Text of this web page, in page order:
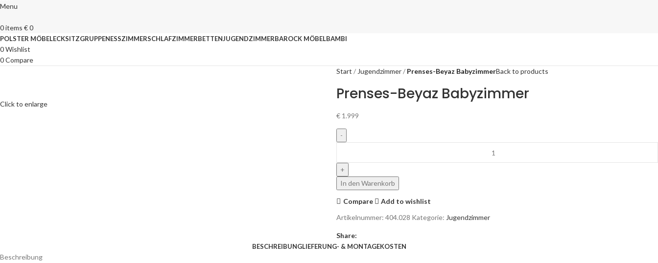
Menu
0items €0
POLSTER MÖBELECKSITZGRUPPENESSZIMMERSCHLAFZIMMERBETTENJUGENDZIMMERBAROCK MÖBELBAMBI
0Wishlist
0Compare
Click to enlarge
Start Jugendzimmer Prenses-Beyaz BabyzimmerBack to products
Prenses-Beyaz Babyzimmer
€ 1.999
In den Warenkorb
Compare
Add to wishlist
Artikelnummer: 404.028 Kategorie: Jugendzimmer
Share:
BESCHREIBUNGLIEFERUNG- & MONTAGEKOSTEN
Beschreibung